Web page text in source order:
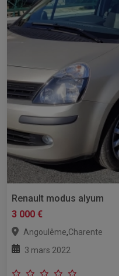
Renault modus alyum
3 000 €
Angoulême,Charente
3 mars 2022